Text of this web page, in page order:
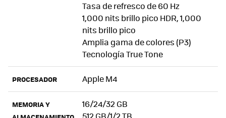
Tasa de refresco de 60 Hz
1,000 nits brillo pico HDR, 1,000
nits brillo pico
Amplia gama de colores (P3)
Tecnología True Tone
PROCESADOR Apple M4
MEMORIA Y
16/24/32 GB